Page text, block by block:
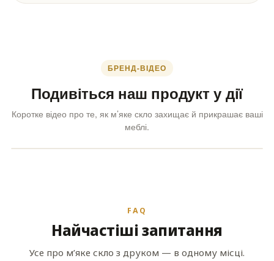
БРЕНД-ВІДЕО
Подивіться наш продукт у дії
Коротке відео про те, як м’яке скло захищає й прикрашає ваші
меблі.
FAQ
Найчастіші запитання
Усе про м’яке скло з друком — в одному місці.